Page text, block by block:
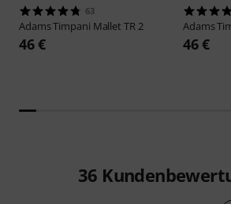
63
AdamsTimpani Mallet TR 2
46 €
Adams
46 €
36